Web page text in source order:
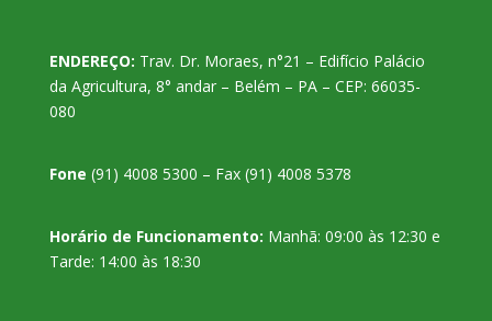
ENDEREÇO: Trav. Dr. Moraes, n°21 – Edifício Palácio
da Agricultura, 8° andar – Belém – PA – CEP: 66035-
080
Fone (91) 4008 5300 – Fax (91) 4008 5378
Horário de Funcionamento: Manhã: 09:00 às 12:30 e
Tarde: 14:00 às 18:30